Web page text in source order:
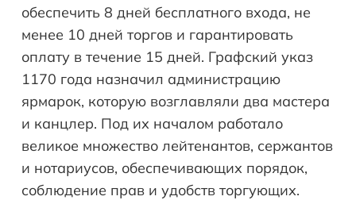
обеспечить 8 дней бесплатного входа, не
менее 10 дней торгов и гарантировать
оплату в течение 15 дней. Графский указ
1170 года назначил администрацию
ярмарок, которую возглавляли два мастера
и канцлер. Под их началом работало
великое множество лейтенантов, сержантов
и нотариусов, обеспечивающих порядок,
соблюдение прав и удобств торгующих.